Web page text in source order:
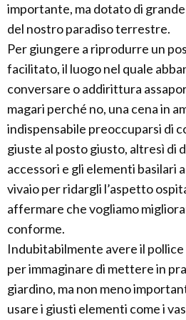
importante, ma dotato di
del nostro paradiso terrestre.
Per giungere a riprodurre un
facilitato, il luogo nel quale
conversare o addirittura
magari perché no, una cena in
indispensabile preoccuparsi di
giuste al posto giusto, altresì di
accessori e gli elementi basilari
vivaio per ridargli l’aspetto
affermare che vogliamo
conforme.
Indubitabilmente avere il
per immaginare di mettere in
giardino, ma non meno
usare i giusti elementi come i